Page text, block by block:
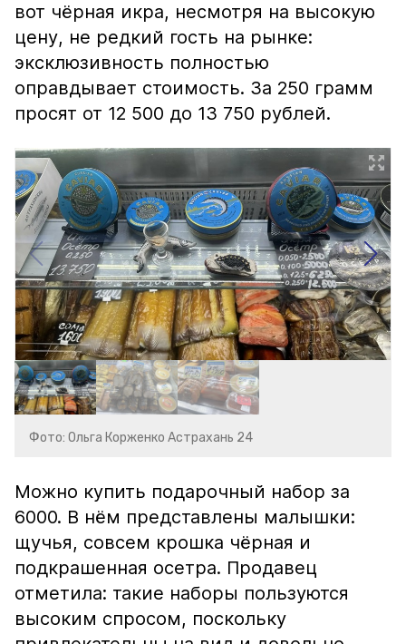
вот чёрная икра, несмотря на высокую
цену, не редкий гость на рынке:
эксклюзивность полностью
оправдывает стоимость. За 250 грамм
просят от 12 500 до 13 750 рублей.
Фото: Ольга Корженко Астрахань 24
Можно купить подарочный набор за
6000. В нём представлены малышки:
щучья, совсем крошка чёрная и
подкрашенная осетра. Продавец
отметила: такие наборы пользуются
высоким спросом, поскольку